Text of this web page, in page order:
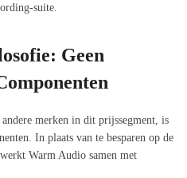
suite.
Geen
merken in dit prijssegment, is
In plaats van te besparen op de
Warm Audio samen met